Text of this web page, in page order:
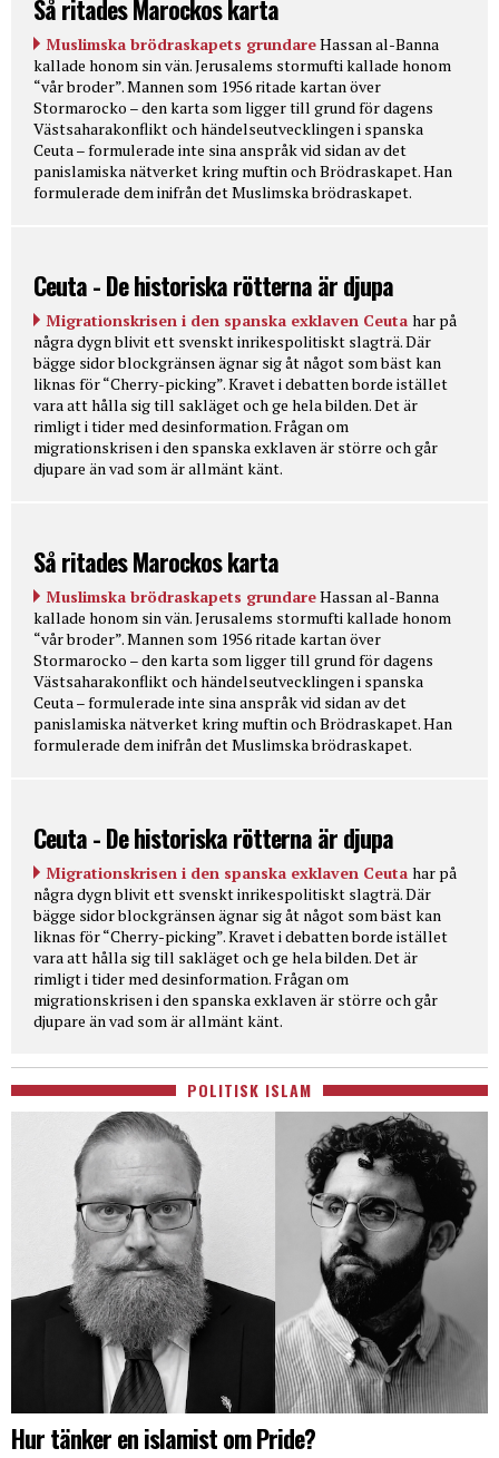
Så ritades Marockos karta
Muslimska brödraskapets grundareHassan al-Banna
kallade honom sin vän. Jerusalems stormufti kallade honom
“vår broder”. Mannen som 1956 ritade kartan över
Stormarocko – den karta som ligger till grund för dagens
Västsaharakonflikt och händelseutvecklingen i spanska
Ceuta – formulerade inte sina anspråk vid sidan av det
panislamiska nätverket kring muftin och Brödraskapet. Han
formulerade dem inifrån det Muslimska brödraskapet.
Ceuta - De historiska rötterna är djupa
Migrationskrisen i den spanska exklaven Ceuta har på
några dygn blivit ett svenskt inrikespolitiskt slagträ. Där
bägge sidor blockgränsen ägnar sig åt något som bäst kan
liknas för “Cherry-picking”. Kravet i debatten borde istället
vara att hålla sig till sakläget och ge hela bilden. Det är
rimligt i tider med desinformation. Frågan om
migrationskrisen i den spanska exklaven är större och går
djupare än vad som är allmänt känt.
Så ritades Marockos karta
Muslimska brödraskapets grundareHassan al-Banna
kallade honom sin vän. Jerusalems stormufti kallade honom
“vår broder”. Mannen som 1956 ritade kartan över
Stormarocko – den karta som ligger till grund för dagens
Västsaharakonflikt och händelseutvecklingen i spanska
Ceuta – formulerade inte sina anspråk vid sidan av det
panislamiska nätverket kring muftin och Brödraskapet. Han
formulerade dem inifrån det Muslimska brödraskapet.
Ceuta - De historiska rötterna är djupa
Migrationskrisen i den spanska exklaven Ceuta har på
några dygn blivit ett svenskt inrikespolitiskt slagträ. Där
bägge sidor blockgränsen ägnar sig åt något som bäst kan
liknas för “Cherry-picking”. Kravet i debatten borde istället
vara att hålla sig till sakläget och ge hela bilden. Det är
rimligt i tider med desinformation. Frågan om
migrationskrisen i den spanska exklaven är större och går
djupare än vad som är allmänt känt.
POLITISK ISLAM
Hur tänker en islamist om Pride?